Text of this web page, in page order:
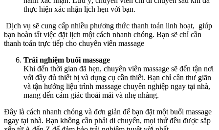
thực hiện xác nhận lịch hẹn với bạn.
Dịch vụ sẽ cung cấp nhiều phương thức thanh toán linh hoạt, giúp
bạn hoàn tất việc đặt lịch một cách nhanh chóng. Bạn sẽ chỉ cần
thanh toán trực tiếp cho chuyên viên massage
Trải nghiệm buổi massage
Khi đến thời gian đã hẹn, chuyên viên massage sẽ đến tận nơi
với đầy đủ thiết bị và dụng cụ cần thiết. Bạn chỉ cần thư giãn
và tận hưởng liệu trình massage chuyên nghiệp ngay tại nhà,
mang đến cảm giác thoải mái và nhẹ nhàng.
Đây là cách nhanh chóng và đơn giản để bạn đặt một buổi massage
ngay tại nhà. Bạn không cần phải di chuyển, mọi thứ đều được sắp